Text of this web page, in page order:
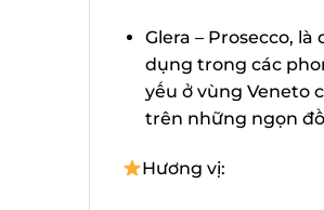
Glera – Prosecco,
dụng trong các
yếu ở vùng Veneto
trên những ngọn
Hương vị: